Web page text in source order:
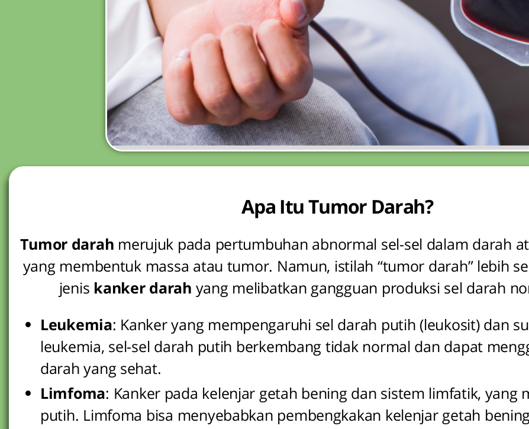
Apa Itu Tumor Darah?
Tumor darah merujuk pada pertumbuhan abnormal sel-sel dalam darah
yang membentuk massa atau tumor. Namun, istilah “tumor darah” lebih
jenis kanker darah yang melibatkan gangguan produksi sel darah
Leukemia: Kanker yang mempengaruhi sel darah putih (leukosit) dan
leukemia, sel-sel darah putih berkembang tidak normal dan dapat
darah yang sehat.
Limfoma: Kanker pada kelenjar getah bening dan sistem limfatik, yang
putih. Limfoma bisa menyebabkan pembengkakan kelenjar getah